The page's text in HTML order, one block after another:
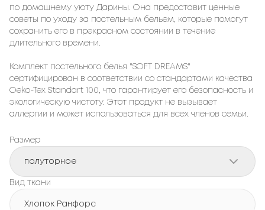
по домашнему уюту Дарины. Она предоставит ценные
советы по уходу за постельным бельем, которые помогут
сохранить его в прекрасном состоянии в течение
длительного времени.
Комплект постельного белья "SOFT DREAMS"
сертифицирован в соответствии со стандартами качества
Oeko-Tex Standart 100, что гарантирует его безопасность и
экологическую чистоту. Этот продукт не вызывает
аллергии и может использоваться для всех членов семьи.
Размер
полуторное
Вид ткани
Хлопок Ранфорс